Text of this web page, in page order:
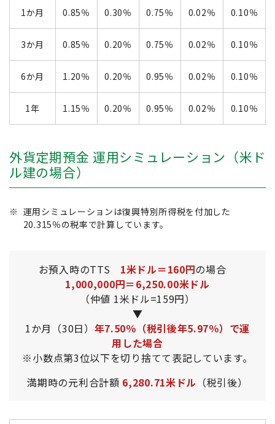
1か月 0.85％ 0.30％ 0.75％ 0.02％ 0.10％
3か月 0.85％ 0.20％ 0.75％ 0.02％ 0.10％
6か月 1.20％ 0.20％ 0.95％ 0.02％ 0.10％
1年 1.15％ 0.20％ 0.95％ 0.02％ 0.10％
外貨定期預金 運用シミュレーション（米ド
ル建の場合）
※ 運用シミュレーションは復興特別所得税を付加した
20.315％の税率で計算しています。
お預入時のTTS 1米ドル＝160円の場合
1,000,000円＝6,250.00米ドル
（仲値 1米ドル=159円）
▼
1か月（30日） 年7.50％（税引後年5.97％）で運
用した場合
※小数点第3位以下を切り捨てて表記しています。
満期時の元利合計額 6,280.71米ドル （税引後）